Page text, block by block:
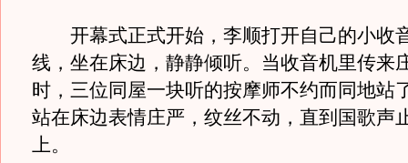
开幕式正式开始，李顺打开自己的小收
线，坐在床边，静静倾听。当收音机里传来
时，三位同屋一块听的按摩师不约而同地站
站在床边表情庄严，纹丝不动，直到国歌声
上。